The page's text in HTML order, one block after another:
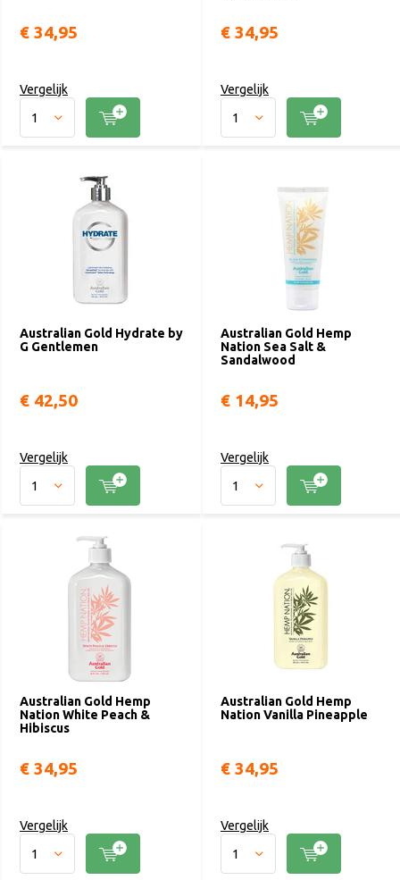
€ 34,95
Vergelijk
€ 34,95
Vergelijk
Australian Gold Hydrate by
G Gentlemen
€ 42,50
Vergelijk
Australian Gold Hemp
Nation Sea Salt &
Sandalwood
€ 14,95
Vergelijk
Australian Gold Hemp
Nation White Peach &
Hibiscus
€ 34,95
Vergelijk
Australian Gold Hemp
Nation Vanilla Pineapple
€ 34,95
Vergelijk